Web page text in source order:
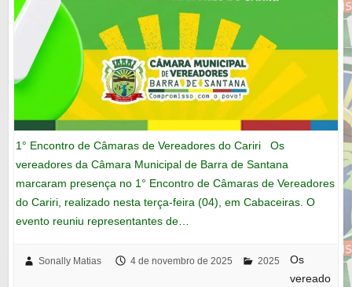
1° Encontro de Câmaras de Vereadores do Cariri Os
vereadores da Câmara Municipal de Barra de Santana
marcaram presença no 1° Encontro de Câmaras de Vereadores
do Cariri, realizado nesta terça-feira (04), em Cabaceiras. O
evento reuniu representantes de…
Sonally Matias 4 de novembro de 2025 2025
Os
vereado